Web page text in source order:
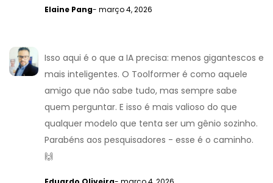
Elaine Pang- março 4, 2026
Isso aqui é o que a IA precisa: menos gigantescos e
mais inteligentes. O Toolformer é como aquele
amigo que não sabe tudo, mas sempre sabe
quem perguntar. E isso é mais valioso do que
qualquer modelo que tenta ser um gênio sozinho.
Parabéns aos pesquisadores - esse é o caminho.
🙌